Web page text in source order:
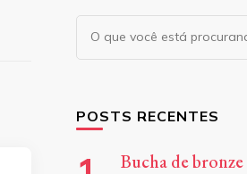
Procurando
algo?
POSTS RECENTES
Bucha de